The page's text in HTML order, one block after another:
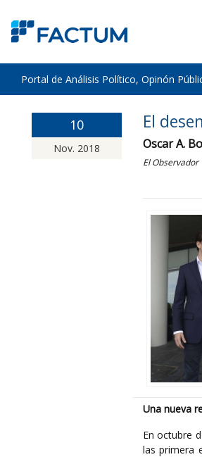
Portal de Análisis Político, Opinón
10
Nov. 2018
El
Oscar A.
El Observador
Una nueva
En octubre
las primera